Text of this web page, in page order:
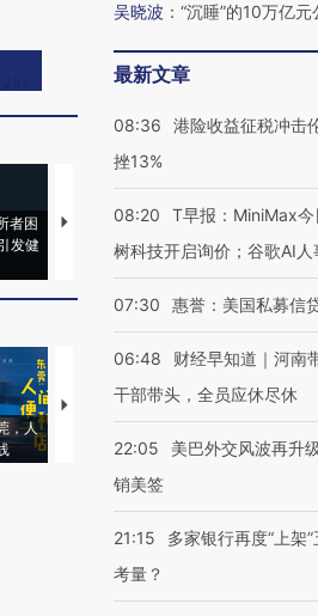
者困
发健
马航飞行员跨国走私7万
粒摇头丸 尿检体内含3种
泽连斯基
，人
【推广】走进第四届链博
会，让数智科技“链”接产
【特别呈
有意思的
吴晓波 ： “沉睡”的10万亿元
最新文章
08:36
港险收益征税冲击
挫13%
08:20
T早报：MiniMax
树科技开启询价；谷歌AI人
07:30 惠誉：美国私募信
06:48
财经早知道｜河南
干部带头，全员应休尽休
22:05
美巴外交风波再升
销美签
21:15
多家银行再度“上架
考量？